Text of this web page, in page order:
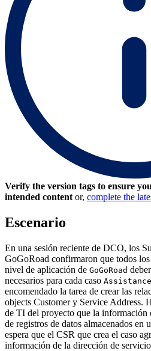
Verify the version tags to ensure
intended content or, complete the
Escenario
En una sesión reciente de DCO, los
GoGoRoad confirmaron que todos los
nivel de aplicación de GoGoRoad
necesarios para cada caso
encomendado la tarea de crear las
objects Customery Service Address.
de TI del proyecto que la información
de registros de datos almacenados en
espera que el CSR que crea el caso
información de la dirección de servicio